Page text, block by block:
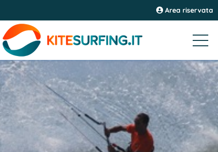
Area riservata